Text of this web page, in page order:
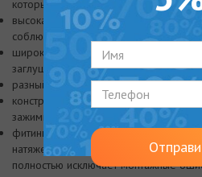
которые дешевле, чем системы
высокая герметичность и длительная
соблюдения правил монтажа;
широкий ассортимент фитингов:
заглушки, переходники;
разный тип соединений: Press, Push,
конструкция Leak Before Press
зажимными пресс-клещами;
фитинги к установочной системе
натяжения полимерного кольца за
полностью исключает монтажные